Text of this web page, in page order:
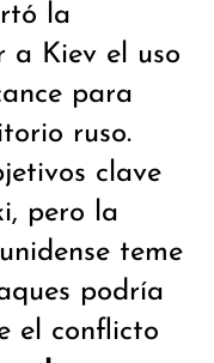
la
a Kiev el uso
para
ruso.
clave
pero la
teme
podría
el conflicto